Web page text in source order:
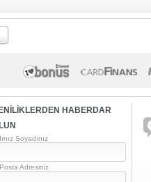
HABERDAR
Soyadınız
Adresiniz